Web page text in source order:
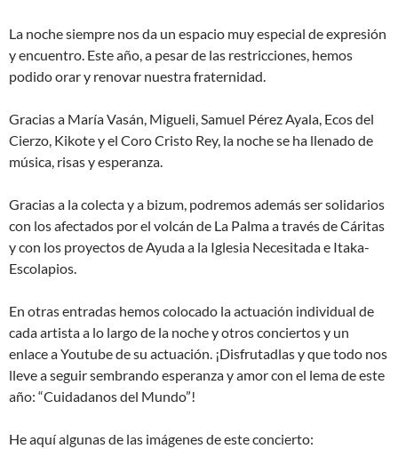
La noche siempre nos da un espacio muy especial de expresión
y encuentro. Este año, a pesar de las restricciones, hemos
podido orar y renovar nuestra fraternidad.
Gracias a María Vasán, Migueli, Samuel Pérez Ayala, Ecos del
Cierzo, Kikote y el Coro Cristo Rey, la noche se ha llenado de
música, risas y esperanza.
Gracias a la colecta y a bizum, podremos además ser solidarios
con los afectados por el volcán de La Palma a través de Cáritas
y con los proyectos de Ayuda a la Iglesia Necesitada e Itaka-
Escolapios.
En otras entradas hemos colocado la actuación individual de
cada artista a lo largo de la noche y otros conciertos y un
enlace a Youtube de su actuación. ¡Disfrutadlas y que todo nos
lleve a seguir sembrando esperanza y amor con el lema de este
año: “Cuidadanos del Mundo”!
He aquí algunas de las imágenes de este concierto: